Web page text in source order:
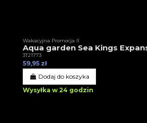
Wakacyjna Promocja II
Aqua garden Sea Kings
3T21773
59,95 zł
Dodaj do koszyka
Wysyłka w 24 godzin